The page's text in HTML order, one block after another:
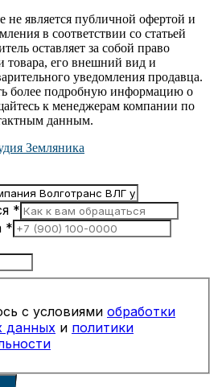
не является публичной офертой и
в соответствии со статьей
оставляет за собой право
товара, его внешний вид и
уведомления продавца.
более подробную информацию о
к менеджерам компании по
данным.
Земляника
*
*
с условиями обработки
данных и политики